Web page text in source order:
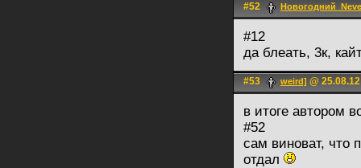
#52
#12
да блеать, 3к,
#53 weird] @
в итоге автором
#52
сам виноват, что
отдал